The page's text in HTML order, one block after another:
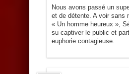
Nous avons passé un
et de détente. A voir sans
« Un homme heureux »,
su captiver le public et
euphorie contagieuse.